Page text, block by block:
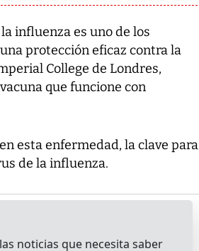
influenza es uno de los
protección eficaz contra la
College de Londres,
que funcione con
esta enfermedad, la clave para
de la influenza.